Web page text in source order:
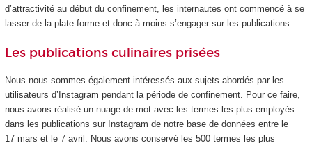
d’attractivité au début du confinement, les internautes ont commencé à se
lasser de la plate-forme et donc à moins s’engager sur les publications.
Les publications culinaires prisées
Nous nous sommes également intéressés aux sujets abordés par les
utilisateurs d’Instagram pendant la période de confinement. Pour ce faire,
nous avons réalisé un nuage de mot avec les termes les plus employés
dans les publications sur Instagram de notre base de données entre le
17 mars et le 7 avril. Nous avons conservé les 500 termes les plus